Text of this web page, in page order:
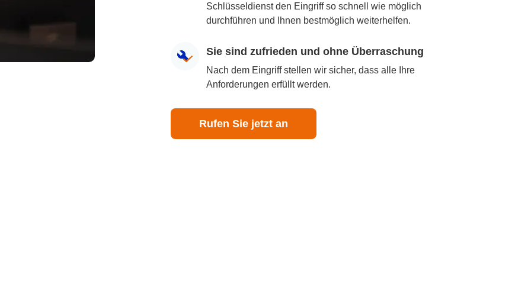
Schlüsseldienst den Eingriff so schnell wie möglich
durchführen und Ihnen bestmöglich weiterhelfen.
Sie sind zufrieden und ohne Überraschung
Nach dem Eingriff stellen wir sicher, dass alle Ihre
Anforderungen erfüllt werden.
Rufen Sie jetzt an